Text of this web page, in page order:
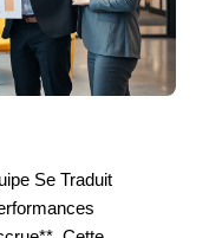
Se Traduit